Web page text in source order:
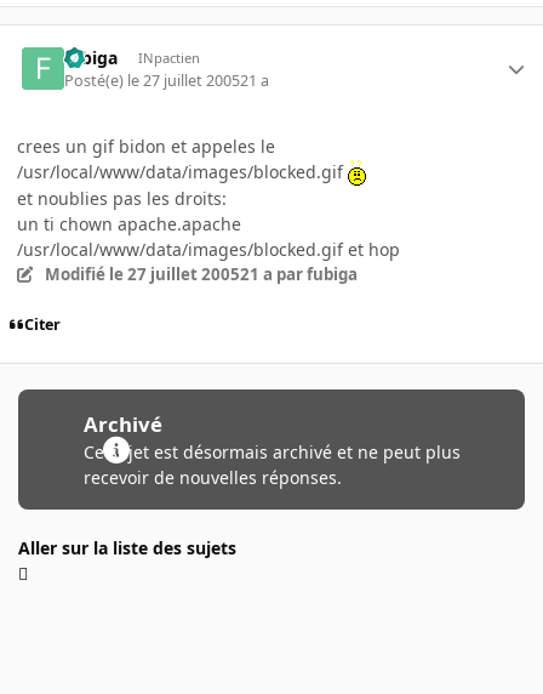
fubiga INpactien
Posté(e) le 27 juillet 200521 a
crees un gif bidon et appeles le
/usr/local/www/data/images/blocked.gif
et noublies pas les droits:
un ti chown apache.apache
/usr/local/www/data/images/blocked.gif et hop
Modifié le 27 juillet 200521 a par fubiga
Citer
Archivé
Ce sujet est désormais archivé et ne peut plus
recevoir de nouvelles réponses.
Aller sur la liste des sujets